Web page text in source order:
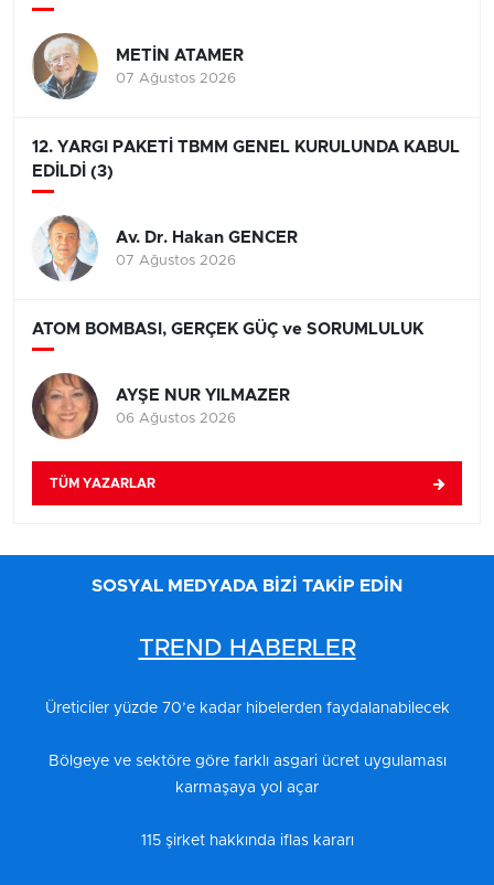
METİN ATAMER
07 Ağustos 2026
12. YARGI PAKETİ TBMM GENEL KURULUNDA KABUL
EDİLDİ (3)
Av. Dr. Hakan GENCER
07 Ağustos 2026
ATOM BOMBASI, GERÇEK GÜÇ ve SORUMLULUK
AYŞE NUR YILMAZER
06 Ağustos 2026
TÜM YAZARLAR
SOSYAL MEDYADA BİZİ TAKİP EDİN
TREND HABERLER
Üreticiler yüzde 70’e kadar hibelerden faydalanabilecek
Bölgeye ve sektöre göre farklı asgari ücret uygulaması
karmaşaya yol açar
115 şirket hakkında iflas kararı